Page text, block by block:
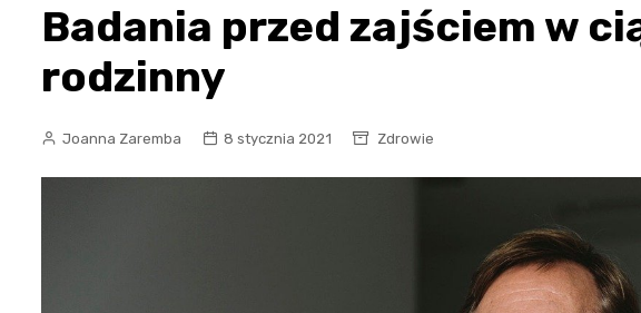
Badania przed zajściem w
rodzinny
Joanna Zaremba 8 stycznia 2021 Zdrowie